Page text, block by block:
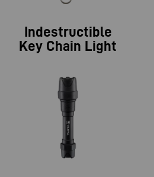
Indestructible
Key Chain Light